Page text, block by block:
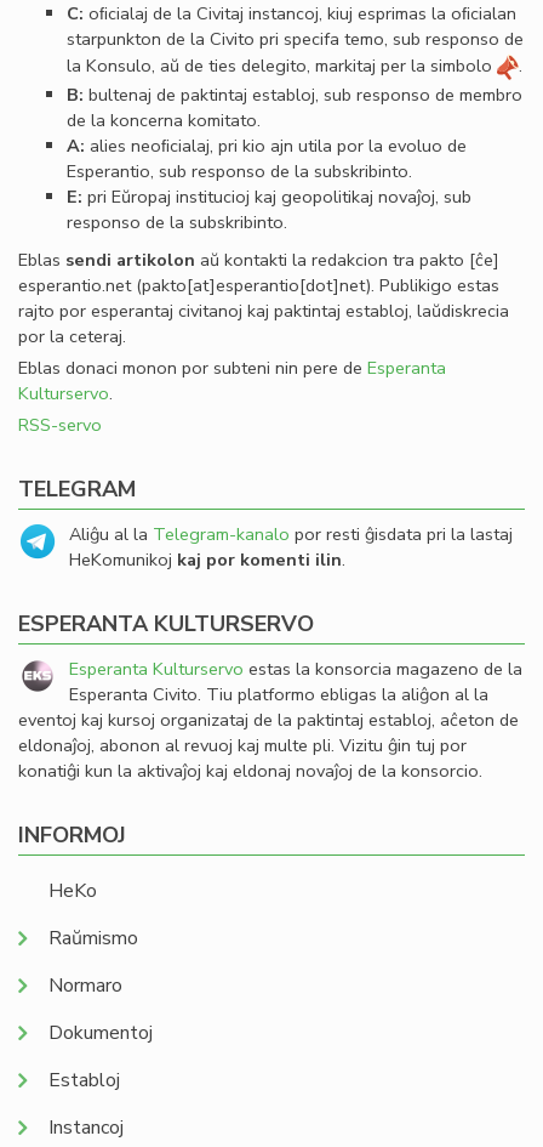
C: oﬁcialaj de la Civitaj instancoj, kiuj esprimas la oﬁcialan
starpunkton de la Civito pri specifa temo, sub responso de
la Konsulo, aŭ de ties delegito, markitaj per la simbolo
.
B: bultenaj de paktintaj establoj, sub responso de membro
de la koncerna komitato.
A: alies neoﬁcialaj, pri kio ajn utila por la evoluo de
Esperantio, sub responso de la subskribinto.
E: pri Eŭropaj institucioj kaj geopolitikaj novaĵoj, sub
responso de la subskribinto.
Eblas sendi artikolon aŭ kontakti la redakcion tra pakto [ĉe]
esperantio.net(pakto[at]esperantio[dot]net). Publikigo estas
rajto por esperantaj civitanoj kaj paktintaj establoj, laŭdiskrecia
por la ceteraj.
Eblas donaci monon por subteni nin pere de Esperanta
Kulturservo.
RSS-servo
TELEGRAM
Aliĝu al la Telegram-kanalo por resti ĝisdata pri la lastaj
HeKomunikoj kaj por komenti ilin.
ESPERANTA KULTURSERVO
Esperanta Kulturservo estas la konsorcia magazeno de la
Esperanta Civito. Tiu platformo ebligas la aliĝon al la
eventoj kaj kursoj organizataj de la paktintaj establoj, aĉeton de
eldonaĵoj, abonon al revuoj kaj multe pli. Vizitu ĝin tuj por
konatiĝi kun la aktivaĵoj kaj eldonaj novaĵoj de la konsorcio.
INFORMOJ
HeKo
Raŭmismo
Normaro
Dokumentoj
Establoj
Instancoj